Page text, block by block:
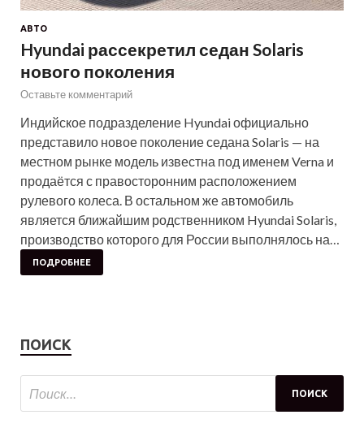
АВТО
Hyundai рассекретил седан Solaris
нового поколения
Оставьте комментарий
Индийское подразделение Hyundai официально
представило новое поколение седана Solaris — на
местном рынке модель известна под именем Verna и
продаётся с правосторонним расположением
рулевого колеса. В остальном же автомобиль
является ближайшим родственником Hyundai Solaris,
производство которого для России выполнялось на…
ПОДРОБНЕЕ
ПОИСК